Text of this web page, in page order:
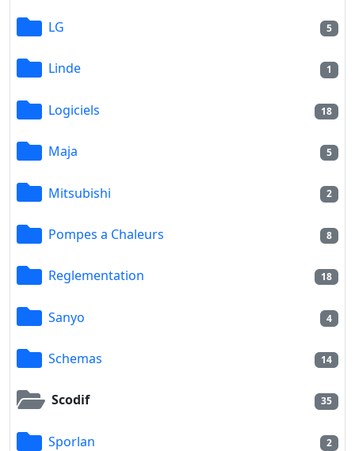
LG 5
Linde 1
Logiciels 18
Maja 5
Mitsubishi 2
Pompes a Chaleurs 8
Reglementation 18
Sanyo 4
Schemas 14
Scodif 35
Sporlan 2